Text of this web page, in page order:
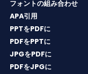
フォントの組み合わせ
APA引用
PPTをPDFに
PDFをPPTに
JPGをPDFに
PDFをJPGに